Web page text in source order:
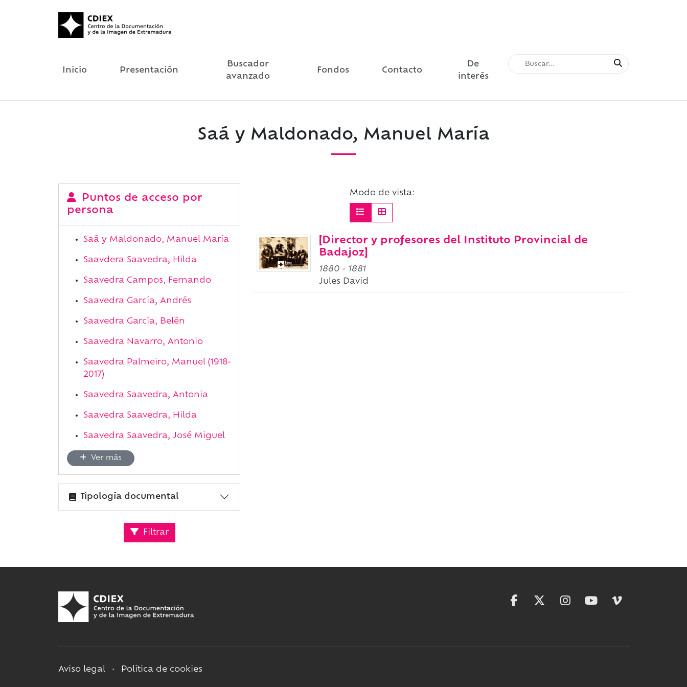
Inicio Presentación
Buscador
avanzado
Fondos Contacto
De
interés
Saá y Maldonado, Manuel María
Puntos de acceso por
persona
Saá y Maldonado, Manuel María
Saavdera Saavedra, Hilda
Saavedra Campos, Fernando
Saavedra García, Andrés
Saavedra García, Belén
Saavedra Navarro, Antonio
Saavedra Palmeiro, Manuel (1918-
2017)
Saavedra Saavedra, Antonia
Saavedra Saavedra, Hilda
Saavedra Saavedra, José Miguel
Ver más
Tipología documental
Filtrar
Modo de vista:
[Director y profesores del Instituto Provincial de
Badajoz]
1880 - 1881
Jules David
Aviso legal • Política de cookies